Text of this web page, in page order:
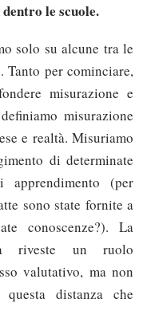
le scuole.
solo su alcune tra le
Tanto per cominciare,
misurazione e
misurazione
e realtà. Misuriamo
di determinate
(per
sono state fornite a
conoscenze?). La
riveste un ruolo
valutativo, ma non
distanza che